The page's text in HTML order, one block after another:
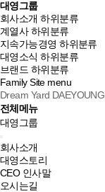
대영그룹
회사소개 하위분류
계열사 하위분류
지속가능경영 하위분류
대영소식 하위분류
브랜드 하위분류
Family Site menu
Dream Yard DAEYOUNG
전체메뉴
대영그룹
회사소개
대영스토리
CEO 인사말
오시는길